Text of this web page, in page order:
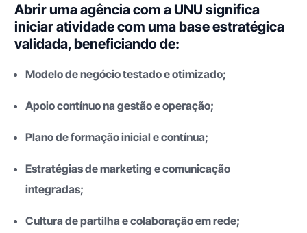
Abrir uma agência com a UNU significa
iniciar atividade com uma base estratégica
validada, beneficiando de:
Modelo de negócio testado e otimizado;
Apoio contínuo na gestão e operação;
Plano de formação inicial e contínua;
Estratégias de marketing e comunicação
integradas;
Cultura de partilha e colaboração em rede;